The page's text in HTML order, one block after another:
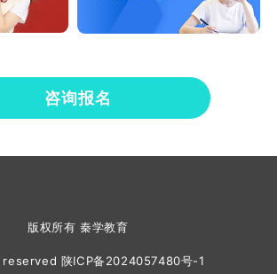
咨询报名
版权所有 秦学教育
陕ICP备2024057480号-1